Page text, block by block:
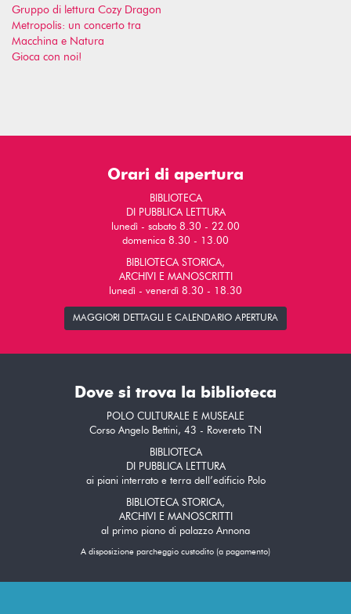
Gruppo di lettura Cozy Dragon
Metropolis: un concerto tra
Macchina e Natura
Gioca con noi!
Orari di apertura
BIBLIOTECA
DI PUBBLICA LETTURA
lunedì - sabato 8.30 - 22.00
domenica 8.30 - 13.00
BIBLIOTECA STORICA,
ARCHIVI E MANOSCRITTI
lunedì - venerdì 8.30 - 18.30
MAGGIORI DETTAGLI E CALENDARIO APERTURA
Dove si trova la biblioteca
POLO CULTURALE E MUSEALE
Corso Angelo Bettini, 43 - Rovereto TN
BIBLIOTECA
DI PUBBLICA LETTURA
ai piani interrato e terra dell’edificio Polo
BIBLIOTECA STORICA,
ARCHIVI E MANOSCRITTI
al primo piano di palazzo Annona
A disposizione parcheggio custodito (a pagamento)